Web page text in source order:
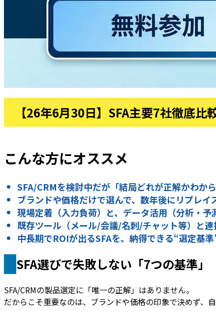
【26年6月30日】SFA主要7社徹底
こんな方にオススメ
SFA/CRMを検討中だが「結局どれが正解かわか
ブランドや価格だけで選んで、数年後にリプレイ
現場定着（入力負荷）と、データ活用（分析・予
既存ツール（メール/会議/名刺/チャット等）と
中長期でROIが出るSFAを、納得できる“選定基
SFA選びで失敗しない「7つの基準」
SFA/CRMの製品選定に「唯一の正解」はありません。
だからこそ重要なのは、ブランドや価格の印象で決めず、